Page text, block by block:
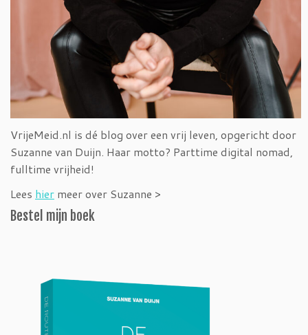
VrijeMeid.nl is dé blog over een vrij leven, opgericht door
Suzanne van Duijn. Haar motto? Parttime digital nomad,
fulltime vrijheid!
Lees hier meer over Suzanne >
Bestel mijn boek